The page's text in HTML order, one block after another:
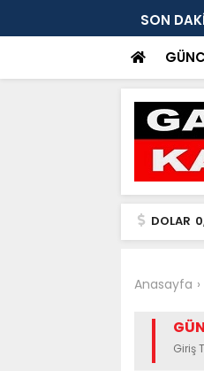
SON
ve mendil çocukları
DOLAR
Anasayfa
Giriş